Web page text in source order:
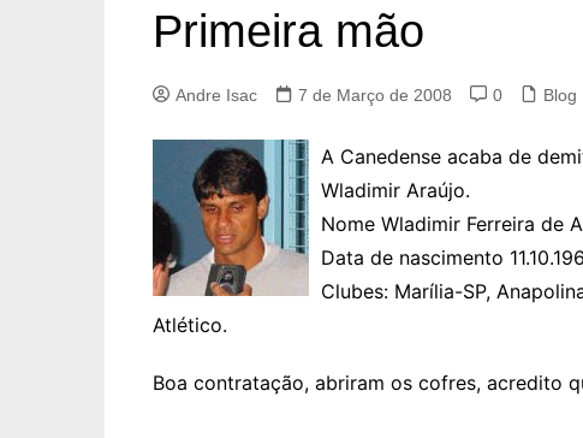
Primeira mão
Andre Isac 7 de Março de 2008 0 Blog
A Canedense acaba de
Wladimir Araújo.
Nome Wladimir Ferreira de
Data de nascimento
Clubes: Marília-SP,
Atlético.
Boa contratação, abriram os cofres, acredito